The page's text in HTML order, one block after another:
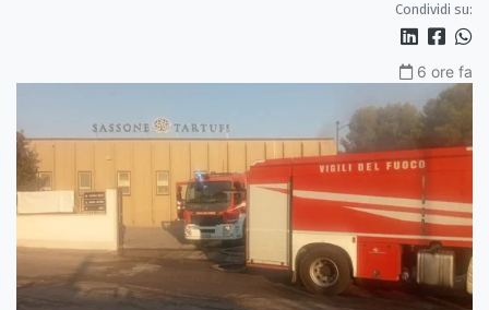
Condividi su:
6 ore fa